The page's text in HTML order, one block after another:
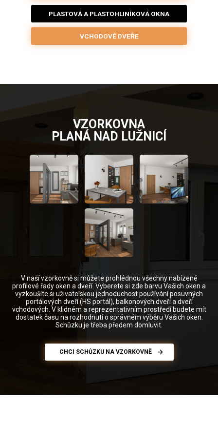
PLASTOVÁ A PLASTOHLINÍKOVÁ OKNA
VCHODOVÉ DVEŘE
VZORKOVNA
PLANÁ NAD LUŽNICÍ
V naší vzorkovně si můžete prohlédnou všechny nabízené
profilové řady oken a dveří. Vyberete si zde barvu Vašich oken a
vyzkoušíte si uživatelskou jednoduchost používání posuvných
portálových dveří (HS portál), balkonových dveří a dveří
vchodových. V klidném a reprezentativním prostředí budete mít
dostatek času na rozhodnutí o správném výběru Vašich oken.
Schůzku je třeba předem domluvit.
CHCI SCHŮZKU NA VZORKOVNĚ